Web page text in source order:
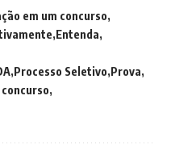
em um concurso
Entenda
Processo Seletivo Prova